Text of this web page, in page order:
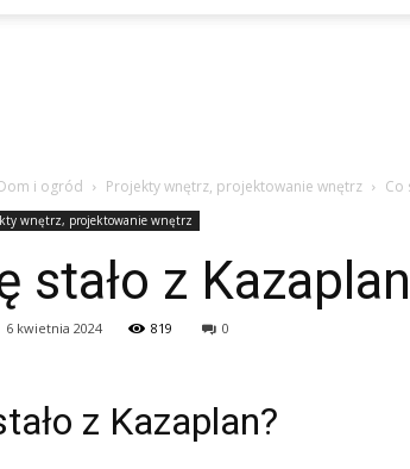
i ogród Projekty wnętrz, projektowanie wnętrz Co
wnętrz, projektowanie wnętrz
stało z
6 kwietnia 2024 819 0
z Kazaplan?